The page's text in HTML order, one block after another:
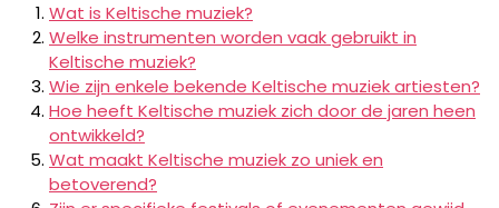
Wat is Keltische muziek?
Welke instrumenten worden vaak gebruikt in
Keltische muziek?
Wie zijn enkele bekende Keltische muziek artiesten?
Hoe heeft Keltische muziek zich door de jaren heen
ontwikkeld?
Wat maakt Keltische muziek zo uniek en
betoverend?